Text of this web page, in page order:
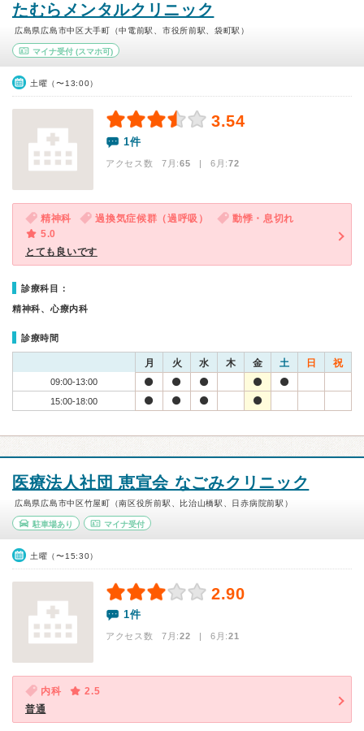
たむらメンタルクリニック
広島県広島市中区大手町（中電前駅、市役所前駅、袋町駅）
マイナ受付 (スマホ可)
土曜（〜13:00）
3.54
1件
アクセス数 7月:65 | 6月:72
精神科 過換気症候群（過呼吸）
動悸・息切れ
5.0
とても良いです
診療科目：
精神科、心療内科
診療時間
月 火 水 木 金 土 日 祝
09:00-13:00
15:00-18:00
医療法人社団 恵宣会 なごみクリニック
広島県広島市中区竹屋町（南区役所前駅、比治山橋駅、日赤病院前駅）
駐車場あり マイナ受付
土曜（〜15:30）
2.90
1件
アクセス数 7月:22 | 6月:21
内科
2.5
普通